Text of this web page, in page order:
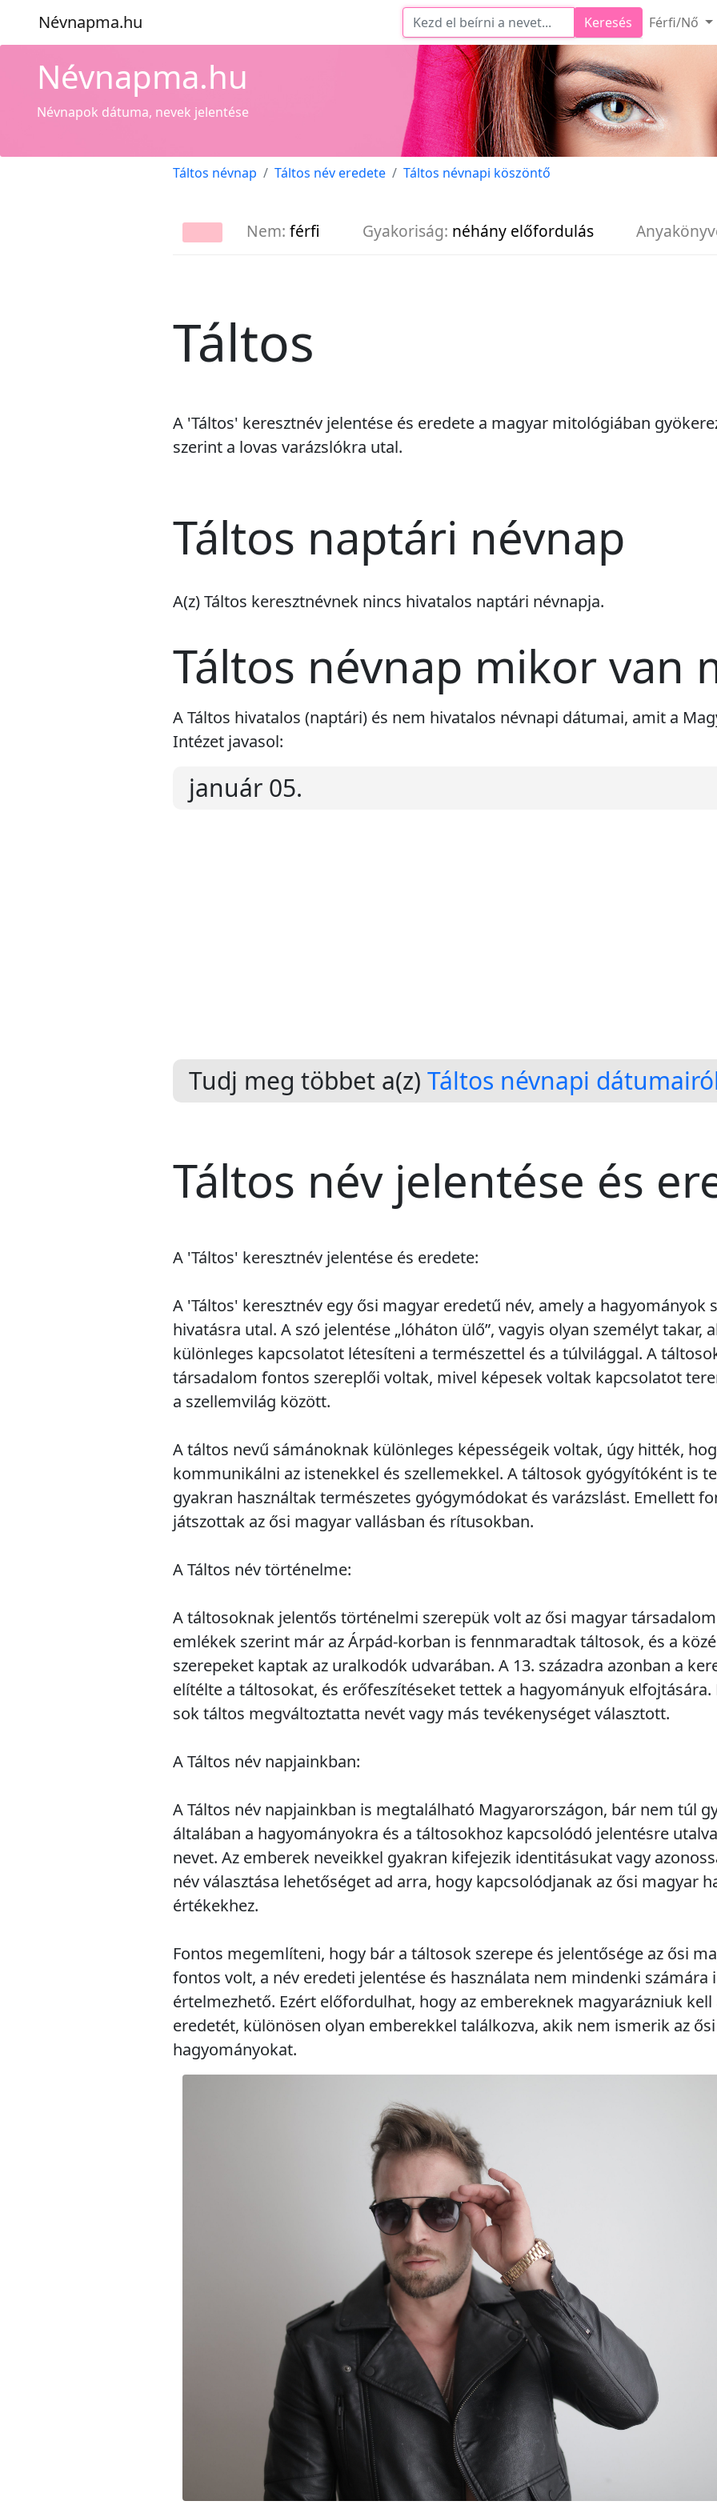
Névnapma.hu Keresés Férfi/Nő
Névnapma.hu
Névnapok dátuma, nevek jelentése
Táltos névnap Táltos név eredete Táltos névnapi köszöntő
Nem: férfi Gyakoriság: néhány előfordulás
Táltos
A 'Táltos' keresztnév jelentése és eredete a magyar mitológiában
szerint a lovas varázslókra utal.
Táltos naptári névnap
A(z) Táltos keresztnévnek nincs hivatalos naptári névnapja.
Táltos névnap mikor van
A Táltos hivatalos (naptári) és nem hivatalos névnapi dátumai, amit a
Intézet javasol:
január 05.
Tudj meg többet a(z) Táltos névnapi
Táltos név jelentése és
A 'Táltos' keresztnév jelentése és eredete:
A 'Táltos' keresztnév egy ősi magyar eredetű név, amely a hagyományok
hivatásra utal. A szó jelentése „lóháton ülő”, vagyis olyan személyt takar,
különleges kapcsolatot létesíteni a természettel és a túlvilággal. A
társadalom fontos szereplői voltak, mivel képesek voltak kapcsolatot
a szellemvilág között.
A táltos nevű sámánoknak különleges képességeik voltak, úgy hitték,
kommunikálni az istenekkel és szellemekkel. A táltosok gyógyítóként is
gyakran használtak természetes gyógymódokat és varázslást. Emellett
játszottak az ősi magyar vallásban és rítusokban.
A Táltos név történelme:
A táltosoknak jelentős történelmi szerepük volt az ősi magyar
emlékek szerint már az Árpád-korban is fennmaradtak táltosok, és a
szerepeket kaptak az uralkodók udvarában. A 13. századra azonban a
elítélte a táltosokat, és erőfeszítéseket tettek a hagyományuk elfojtására.
sok táltos megváltoztatta nevét vagy más tevékenységet választott.
A Táltos név napjainkban:
A Táltos név napjainkban is megtalálható Magyarországon, bár nem túl
általában a hagyományokra és a táltosokhoz kapcsolódó jelentésre
nevet. Az emberek neveikkel gyakran kifejezik identitásukat vagy
név választása lehetőséget ad arra, hogy kapcsolódjanak az ősi magyar
értékekhez.
Fontos megemlíteni, hogy bár a táltosok szerepe és jelentősége az ősi
fontos volt, a név eredeti jelentése és használata nem mindenki számára
értelmezhető. Ezért előfordulhat, hogy az embereknek magyarázniuk kell
eredetét, különösen olyan emberekkel találkozva, akik nem ismerik az
hagyományokat.